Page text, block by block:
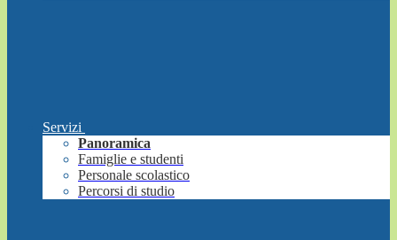
Servizi
Panoramica
Famiglie e studenti
Personale scolastico
Percorsi di studio